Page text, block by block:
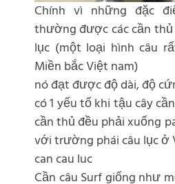
Chính vì những đặc
thường được các cần
lục (một loại hình câu
Miền bắc Việt nam)
nó đạt được độ dài, độ
có 1 yếu tố khi tậu cây
cần thủ đều phải xuống
với trường phái câu lục ở
can cau luc
Cần câu Surf giống như